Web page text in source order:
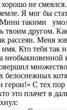
не
Я мог бы
такими
твоим другом.
рассеян. Меня
Кто тебя так
белоснежных
С тех пор
это плачет в